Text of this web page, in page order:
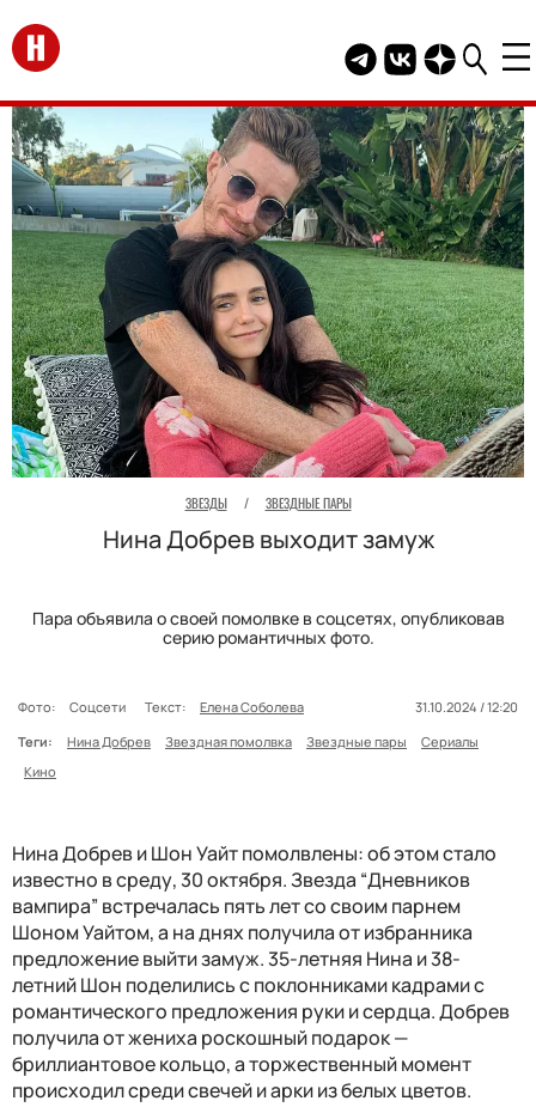
Перейти на главную
Telegram канал
Группа HELLO
Канал
ЗВЕЗДЫ / ЗВЕЗДНЫЕ ПАРЫ
Нина Добрев выходит замуж
Пара объявила о своей помолвке в соцсетях, опубликовав
серию романтичных фото.
Фото: Соцсети Текст: Елена Соболева
31.10.2024 / 12:20
Теги:
Нина Добрев Звездная помолвка Звездные пары
Сериалы
Кино
Нина Добрев и Шон Уайт помолвлены: об этом стало
известно в среду, 30 октября. Звезда “Дневников
вампира” встречалась пять лет со своим парнем
Шоном Уайтом, а на днях получила от избранника
предложение выйти замуж. 35-летняя Нина и 38-
летний Шон поделились с поклонниками кадрами с
романтического предложения руки и сердца. Добрев
получила от жениха роскошный подарок —
бриллиантовое кольцо, а торжественный момент
происходил среди свечей и арки из белых цветов.